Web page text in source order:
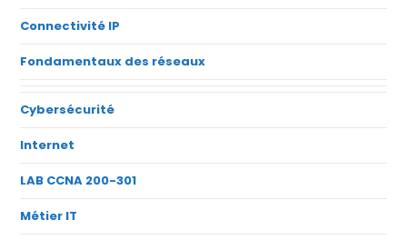
Connectivité IP
Fondamentaux des réseaux
Cybersécurité
Internet
LAB CCNA 200-301
Métier IT